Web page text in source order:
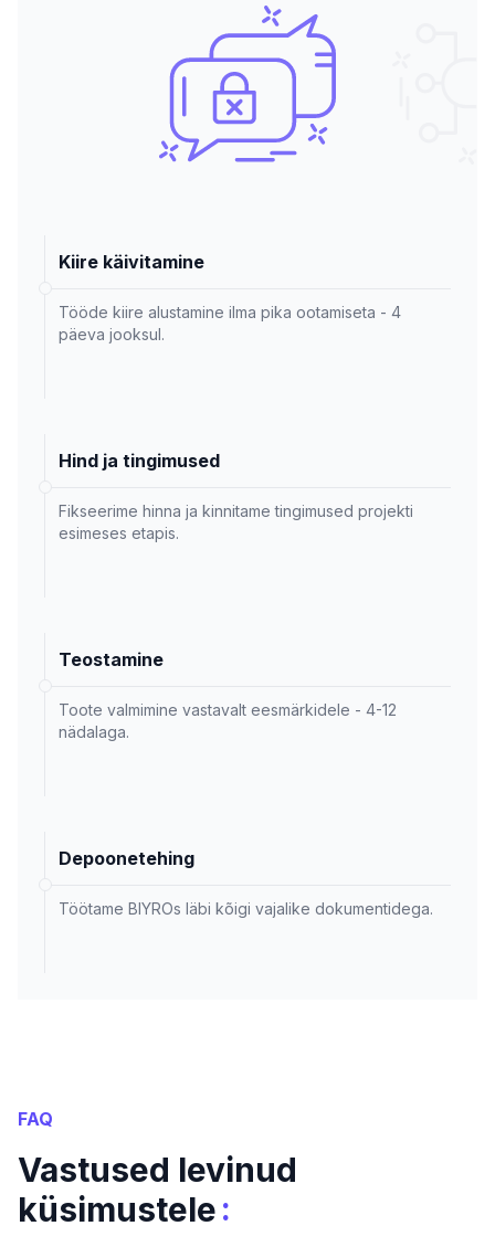
Kiire käivitamine
Tööde kiire alustamine ilma pika ootamiseta - 4
päeva jooksul.
Hind ja tingimused
Fikseerime hinna ja kinnitame tingimused projekti
esimeses etapis.
Teostamine
Toote valmimine vastavalt eesmärkidele - 4-12
nädalaga.
Depoonetehing
Töötame BIYROs läbi kõigi vajalike dokumentidega.
FAQ
Vastused levinud
küsimustele: